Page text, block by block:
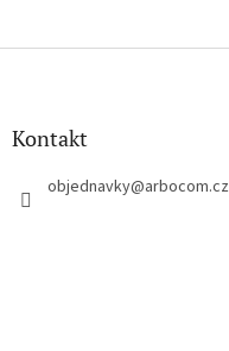
F
Kontakt
objednavky@arbocom.cz